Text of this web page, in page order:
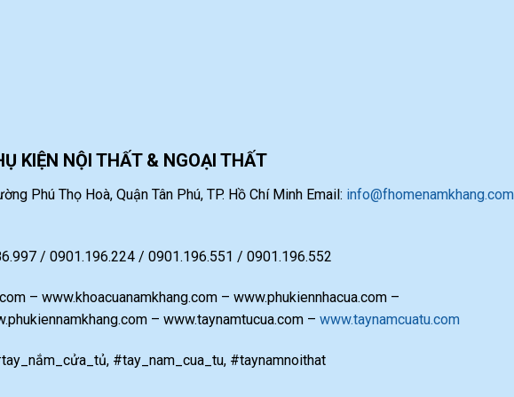
KIỆN NỘI THẤT & NGOẠI THẤT
Phú Thọ Hoà, Quận Tân Phú, TP. Hồ Chí Minh Email: info@fhomenamkhang.com
/ 0901.196.224 / 0901.196.551 / 0901.196.552
– www.khoacuanamkhang.com – www.phukiennhacua.com –
– www.taynamtucua.com – www.taynamcuatu.com
#tay_nam_cua_tu, #taynamnoithat